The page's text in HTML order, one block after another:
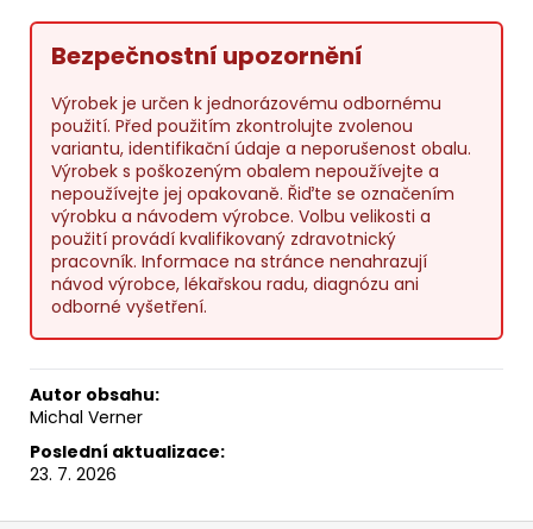
Bezpečnostní upozornění
Výrobek je určen k jednorázovému odbornému
použití. Před použitím zkontrolujte zvolenou
variantu, identifikační údaje a neporušenost obalu.
Výrobek s poškozeným obalem nepoužívejte a
nepoužívejte jej opakovaně. Řiďte se označením
výrobku a návodem výrobce. Volbu velikosti a
použití provádí kvalifikovaný zdravotnický
pracovník. Informace na stránce nenahrazují
návod výrobce, lékařskou radu, diagnózu ani
odborné vyšetření.
Autor obsahu:
Michal Verner
Poslední aktualizace:
23. 7. 2026